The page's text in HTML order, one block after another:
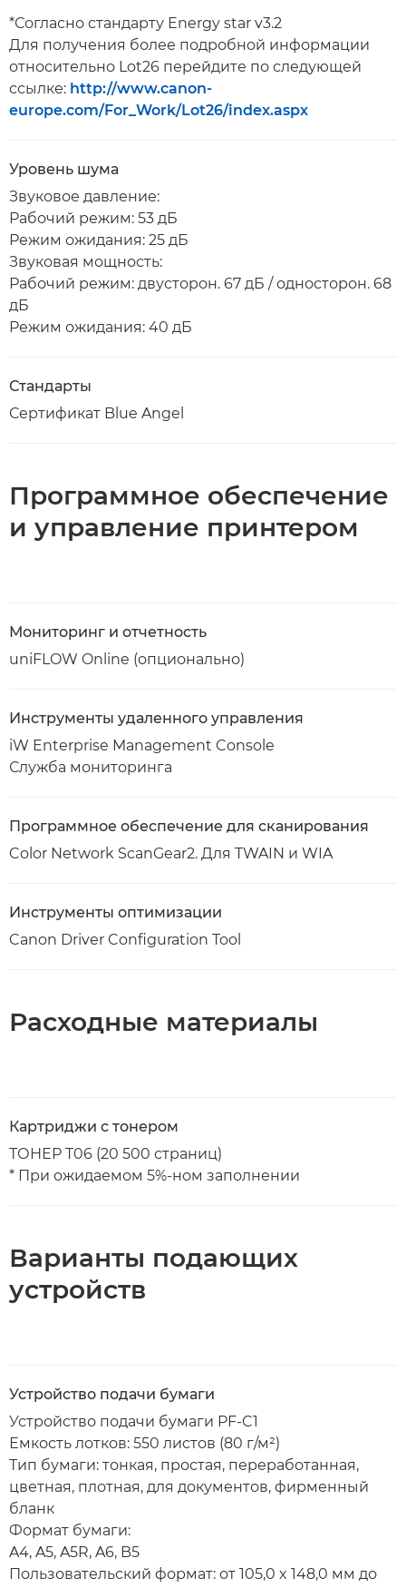
*Согласно стандарту Energy star v3.2
Для получения более подробной информации
относительно Lot26 перейдите по следующей
ссылке: http://www.canon-
europe.com/For_Work/Lot26/index.aspx
Уровень шума
Звуковое давление:
Рабочий режим: 53 дБ
Режим ожидания: 25 дБ
Звуковая мощность:
Рабочий режим: двусторон. 67 дБ / односторон. 68
дБ
Режим ожидания: 40 дБ
Стандарты
Сертификат Blue Angel
Программное обеспечение
и управление принтером
Мониторинг и отчетность
uniFLOW Online (опционально)
Инструменты удаленного управления
iW Enterprise Management Console
Служба мониторинга
Программное обеспечение для сканирования
Color Network ScanGear2. Для TWAIN и WIA
Инструменты оптимизации
Canon Driver Configuration Tool
Расходные материалы
Картриджи с тонером
ТОНЕР T06 (20 500 страниц)
* При ожидаемом 5%-ном заполнении
Варианты подающих
устройств
Устройство подачи бумаги
Устройство подачи бумаги PF-C1
Емкость лотков: 550 листов (80 г/м²)
Тип бумаги: тонкая, простая, переработанная,
цветная, плотная, для документов, фирменный
бланк
Формат бумаги:
A4, A5, A5R, A6, B5
Пользовательский формат: от 105,0 x 148,0 мм до